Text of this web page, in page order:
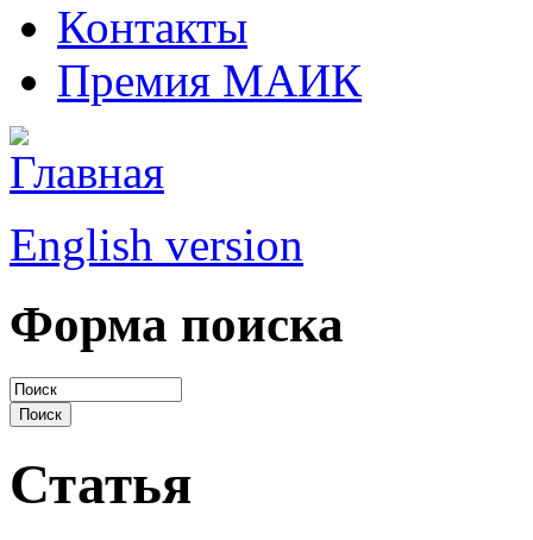
Контакты
Премия МАИК
English version
Форма поиска
Статья